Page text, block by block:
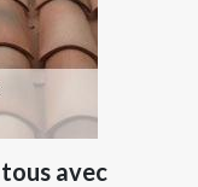
avec